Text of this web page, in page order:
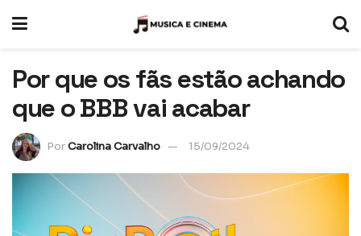
Por que os fãs estão achando
que o BBB vai acabar
PorCarolina Carvalho 15/09/2024